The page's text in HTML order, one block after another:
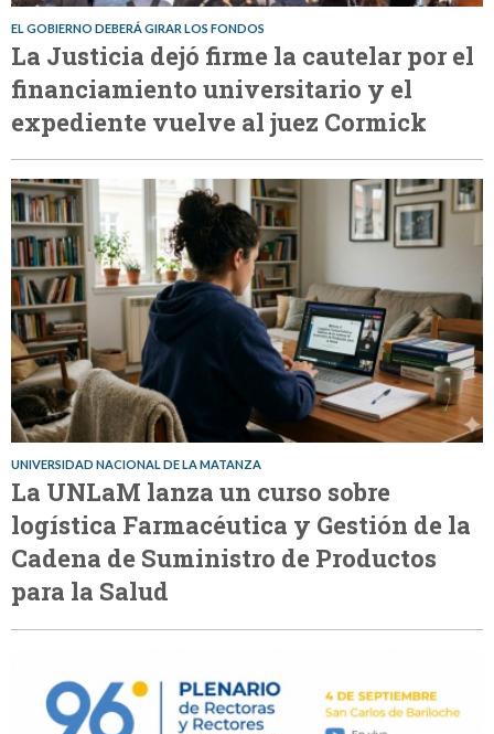
EL GOBIERNO DEBERÁ GIRAR LOS FONDOS
La Justicia dejó firme la cautelar por el
financiamiento universitario y el
expediente vuelve al juez Cormick
UNIVERSIDAD NACIONAL DE LA MATANZA
La UNLaM lanza un curso sobre
logística Farmacéutica y Gestión de la
Cadena de Suministro de Productos
para la Salud